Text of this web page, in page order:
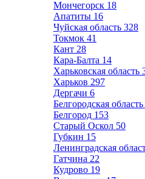
Мончегорск 18
Апатиты 16
Чуйская область 328
Токмок 41
Кант 28
Кара-Балта 14
Харьковская область
Харьков 297
Дергачи 6
Белгородская область
Белгород 153
Старый Оскол 50
Губкин 15
Ленинградская
Гатчина 22
Кудрово 19